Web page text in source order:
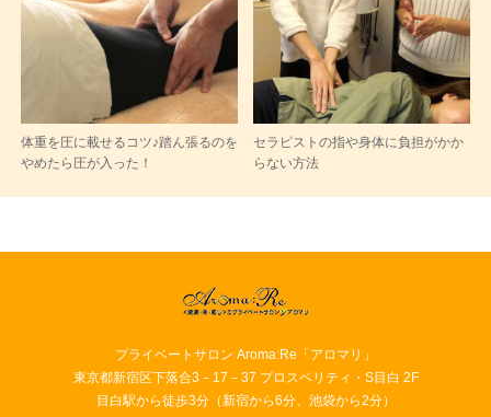
体重を圧に載せるコツ♪踏ん張るのを
やめたら圧が入った！
セラピストの指や身体に負担がかか
らない方法
プライベートサロン Aroma:Re「アロマリ」
東京都新宿区下落合3－17－37 プロスペリティ・S目白 2F
目白駅から徒歩3分（新宿から6分、池袋から2分）